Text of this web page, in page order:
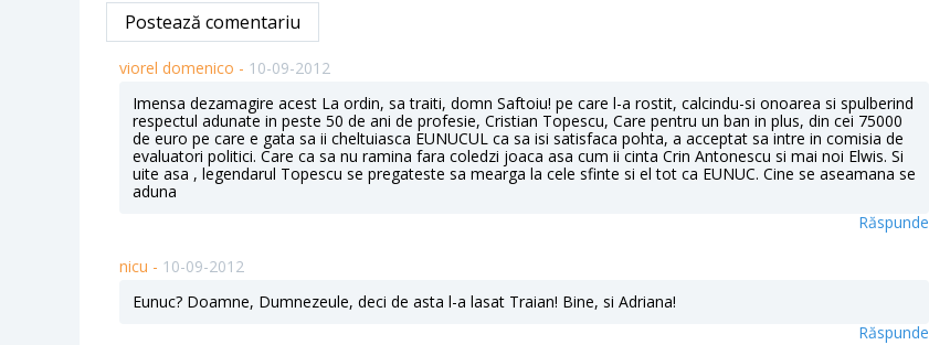
Postează comentariu
viorel domenico - 10-09-2012
Imensa dezamagire acest La ordin, sa traiti, domn Saftoiu! pe care l-a rostit, calcindu-si onoarea si spulberind
respectul adunate in peste 50 de ani de profesie, Cristian Topescu, Care pentru un ban in plus, din cei 75000
de euro pe care e gata sa ii cheltuiasca EUNUCUL ca sa isi satisfaca pohta, a acceptat sa intre in comisia de
evaluatori politici. Care ca sa nu ramina fara coledzi joaca asa cum ii cinta Crin Antonescu si mai noi Elwis. Si
uite asa , legendarul Topescu se pregateste sa mearga la cele sfinte si el tot ca EUNUC. Cine se aseamana se
aduna
Răspunde
nicu - 10-09-2012
Eunuc? Doamne, Dumnezeule, deci de asta l-a lasat Traian! Bine, si Adriana!
Răspunde